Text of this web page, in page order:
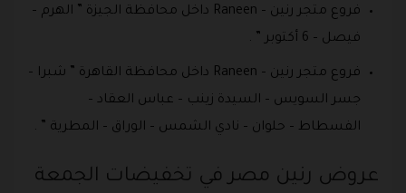
فروع متجر رنين – Raneen داخل محافظة الجيزة ” الهرم –
فيصل – 6 أكتوبر ” .
فروع متجر رنين – Raneen داخل محافظة القاهرة ” شبرا –
جسر السويس – السيدة زينب – عباس العقاد –
الفسطاط – حلوان – نادي الشمس – الوراق – المطرية ” .
عروض رنين مصر في تخفيضات الجمعة